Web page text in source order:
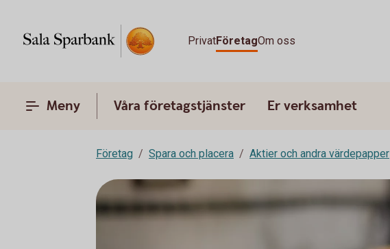
PrivatFöretagOm oss
Meny Våra företagstjänster Er verksamhet
Företag Spara och placera Aktier och andra värdepapper